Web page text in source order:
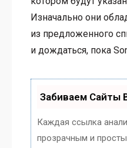
Изначально они
из предложенного
и дождаться, пока
Забиваем Сайты
Каждая ссылка
прозрачным и